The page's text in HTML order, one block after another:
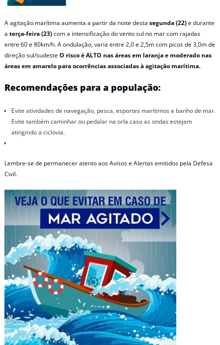
A agitação marítima aumenta a partir da noite desta segunda (22)e durante
a terça-feira (23)com a intensificação do vento sul no mar com rajadas
entre 60 e 80km/h. A ondulação, varia entre 2,0 e 2,5m com picos de 3,0m de
direção sul/sudesteO risco é ALTO nas áreas em laranja e moderado nas
áreas em amarelo para ocorrências associadas à agitação marítima.
Recomendações para a população:
Evite atividades de navegação, pesca, esportes marítimos e banho de mar.
Evite também caminhar ou pedalar na orla caso as ondas estejam
atingindo a ciclovia.
Lembre-se de permanecer atento aos Avisos e Alertas emitidos pela Defesa
Civil.